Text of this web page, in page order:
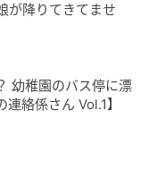
降りてきてませ
幼稚園のバス停に漂
絡係さん Vol.1】